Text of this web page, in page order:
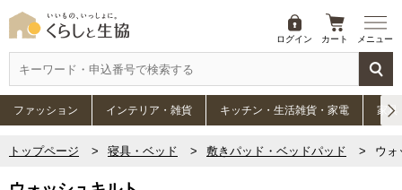
ログイン カート メニュー
ファッション インテリア・雑貨 キッチン・生活雑貨・家電 家具
トップページ 寝具・ベッド 敷きパッド・ベッドパッド ウ